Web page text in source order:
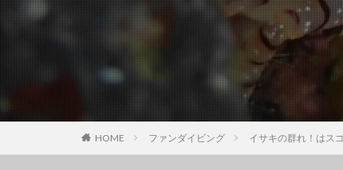
HOME ファンダイビング イサキの群れ！はス
コガラシエビ
コロザメ
サクラミノウミ
ジオガイド
シモフリカメ